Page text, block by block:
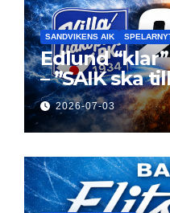
SANDVIKENS AIK
Edlund
– ”SAIK ska
klubben hör
2026-07-03